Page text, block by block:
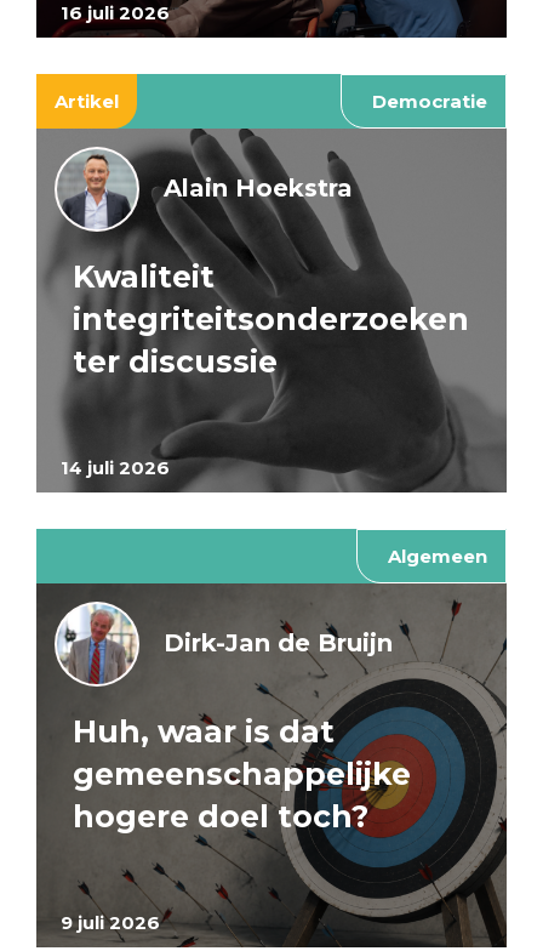
16 juli 2026
Artikel Democratie
14 juli 2026
Alain Hoekstra
Kwaliteit
integriteitsonderzoeken
ter discussie
Algemeen
9 juli 2026
Dirk-Jan de Bruijn
Huh, waar is dat
gemeenschappelijke
hogere doel toch?